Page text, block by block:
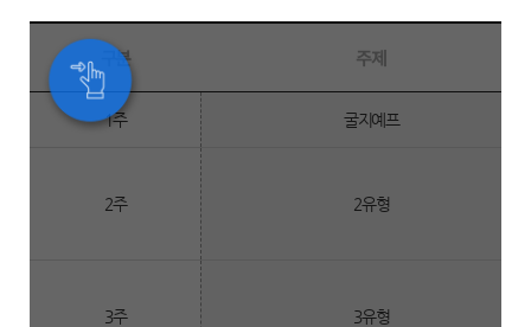
교
구분 주제
1주 굴지예프
2주 2유형
3주 3유형